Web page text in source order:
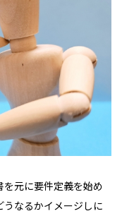
元に要件定義を始め
なるかイメージしに